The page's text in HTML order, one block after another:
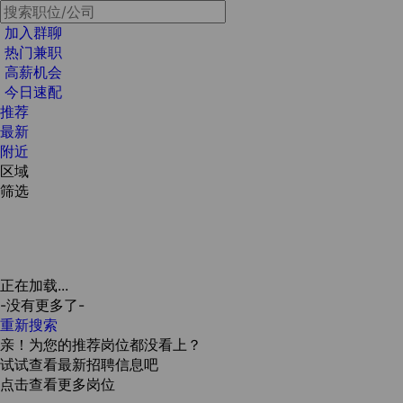
加入群聊
热门兼职
高薪机会
今日速配
推荐
最新
附近
区域
筛选
正在加载...
-没有更多了-
重新搜索
亲！为您的推荐岗位都没看上？
试试查看最新招聘信息吧
点击查看更多岗位